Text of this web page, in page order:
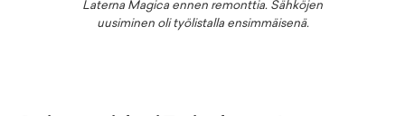
Laterna Magica ennen remonttia. Sähköjen
uusiminen oli työlistalla ensimmäisenä.